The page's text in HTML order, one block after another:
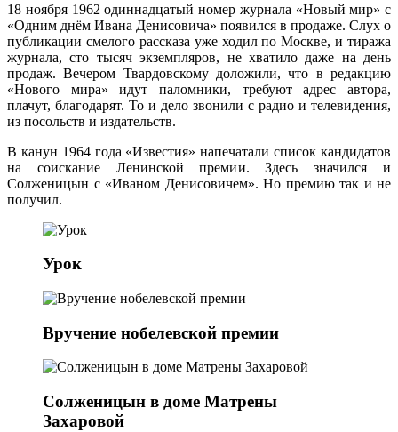
18 ноября 1962 одиннадцатый номер журнала «Новый мир» с
«Одним днём Ивана Денисовича» появился в продаже. Слух о
публикации смелого рассказа уже ходил по Москве, и тиража
журнала, сто тысяч экземпляров, не хватило даже на день
продаж. Вечером Твардовскому доложили, что в редакцию
«Нового мира» идут паломники, требуют адрес автора,
плачут, благодарят. То и дело звонили с радио и телевидения,
из посольств и издательств.
В канун 1964 года «Известия» напечатали список кандидатов
на соискание Ленинской премии. Здесь значился и
Солженицын с «Иваном Денисовичем». Но премию так и не
получил.
Урок
Вручение нобелевской премии
Солженицын в доме Матрены
Захаровой